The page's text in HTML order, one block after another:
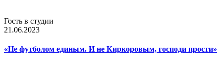
Гость в студии
21.06.2023
«Не футболом единым. И не Киркоровым, господи прости»